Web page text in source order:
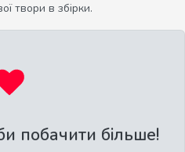
твори в збірки.
побачити більше!